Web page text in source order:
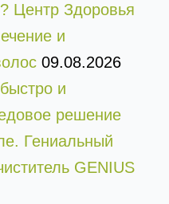
Центр Здоровья
и
09.08.2026
и
решение
Гениальный
GENIUS